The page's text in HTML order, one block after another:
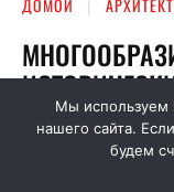
Мы используем
нашего сайта.
будем